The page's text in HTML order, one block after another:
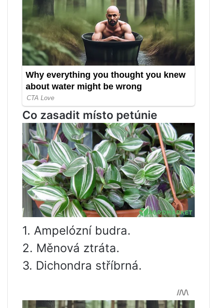
Co zasadit místo petúnie
1. Ampelózní budra.
2. Měnová ztráta.
3. Dichondra stříbrná.